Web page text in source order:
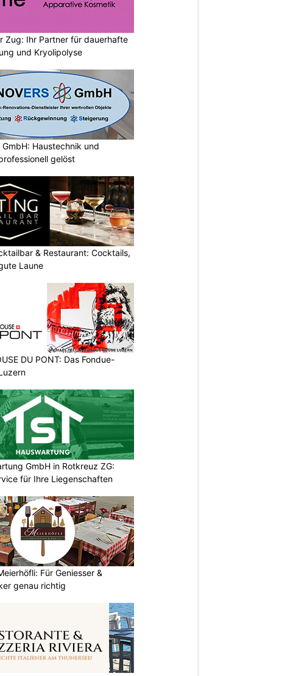
Zug: Ihr Partner für dauerhafte
und Kryolipolyse
GmbH: Haustechnik und
gelöst
& Restaurant: Cocktails,
Laune
DU PONT: Das Fondue-
GmbH in Rotkreuz ZG:
für Ihre Liegenschaften
Für Geniesser &
genau richtig